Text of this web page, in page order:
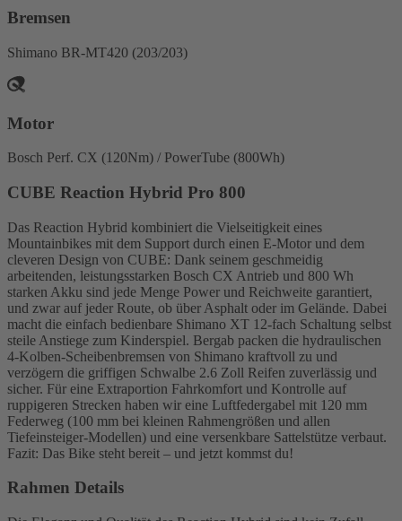
Bremsen
Shimano BR-MT420 (203/203)
Motor
Bosch Perf. CX (120Nm) / PowerTube (800Wh)
CUBE Reaction Hybrid Pro 800
Das Reaction Hybrid kombiniert die Vielseitigkeit eines
Mountainbikes mit dem Support durch einen E-Motor und dem
cleveren Design von CUBE: Dank seinem geschmeidig
arbeitenden, leistungsstarken Bosch CX Antrieb und 800 Wh
starken Akku sind jede Menge Power und Reichweite garantiert,
und zwar auf jeder Route, ob über Asphalt oder im Gelände. Dabei
macht die einfach bedienbare Shimano XT 12-fach Schaltung selbst
steile Anstiege zum Kinderspiel. Bergab packen die hydraulischen
4-Kolben-Scheibenbremsen von Shimano kraftvoll zu und
verzögern die griffigen Schwalbe 2.6 Zoll Reifen zuverlässig und
sicher. Für eine Extraportion Fahrkomfort und Kontrolle auf
ruppigeren Strecken haben wir eine Luftfedergabel mit 120 mm
Federweg (100 mm bei kleinen Rahmengrößen und allen
Tiefeinsteiger-Modellen) und eine versenkbare Sattelstütze verbaut.
Fazit: Das Bike steht bereit – und jetzt kommst du!
Rahmen Details